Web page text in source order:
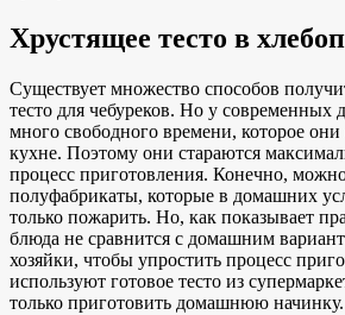
Хрустящее тесто в
Существует множество способов
тесто для чебуреков. Но у современных
много свободного времени, которое они
кухне. Поэтому они стараются
процесс приготовления. Конечно,
полуфабрикаты, которые в домашних
только пожарить. Но, как показывает
блюда не сравнится с домашним
хозяйки, чтобы упростить процесс
используют готовое тесто из
только приготовить домашнюю начинку.